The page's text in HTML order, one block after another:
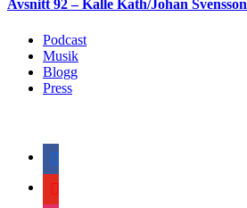
Avsnitt 92 – Kalle Kath/Johan Svensson
Podcast
Musik
Blogg
Press
facebook
youtube